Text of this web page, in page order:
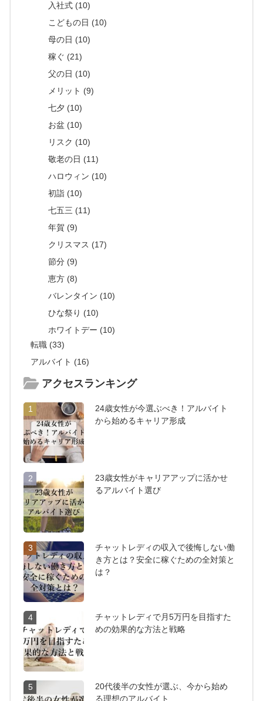
入社式 (10)
こどもの日 (10)
母の日 (10)
稼ぐ (21)
父の日 (10)
メリット (9)
七夕 (10)
お盆 (10)
リスク (10)
敬老の日 (11)
ハロウィン (10)
初詣 (10)
七五三 (11)
年賀 (9)
クリスマス (17)
節分 (9)
恵方 (8)
バレンタイン (10)
ひな祭り (10)
ホワイトデー (10)
転職 (33)
アルバイト (16)
アクセスランキング
1
24歳女性が今選ぶべき！アルバイト
から始めるキャリア形成
2
23歳女性がキャリアアップに活かせ
るアルバイト選び
3
チャットレディの収入で後悔しない働
き方とは？安全に稼ぐための全対策と
は？
4
チャットレディで月5万円を目指すた
めの効果的な方法と戦略
5
20代後半の女性が選ぶ、今から始め
る理想のアルバイト